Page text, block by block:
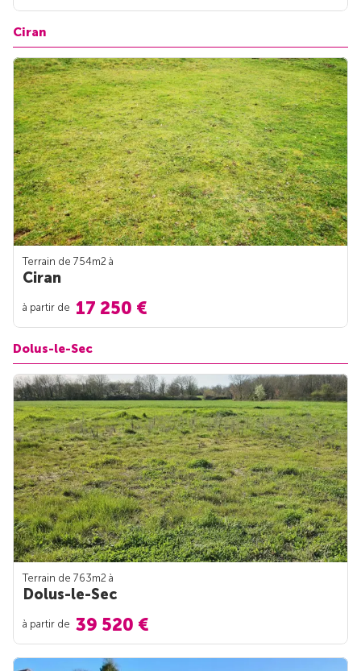
Ciran
Terrain de 754m2 à
Ciran
à partir de 17 250 €
Dolus-le-Sec
Terrain de 763m2 à
Dolus-le-Sec
à partir de 39 520 €